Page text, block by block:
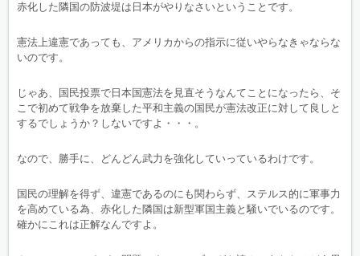
赤化した隣国の防波堤は日本がやりなさいということです。
憲法上違憲であっても、アメリカからの指示に従いやらなきゃならな
いのです。
じゃあ、国民投票で日本国憲法を見直そうなんてことになったら、そ
こで初めて戦争を放棄した平和主義の国民が憲法改正に対して良しと
するでしょうか？しないですよ・・・。
なので、勝手に、どんどん武力を強化していっているわけです。
国民の理解を得ず、違憲であるのにも関わらず、ステルス的に軍事力
を高めている為、赤化した隣国は新型軍国主義と騒いでいるのです。
確かにこれは正解なんですよ。